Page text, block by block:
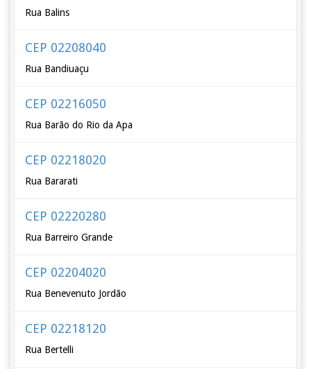
Rua Balins
CEP 02208040
Rua Bandiuaçu
CEP 02216050
Rua Barão do Rio da Apa
CEP 02218020
Rua Bararati
CEP 02220280
Rua Barreiro Grande
CEP 02204020
Rua Benevenuto Jordão
CEP 02218120
Rua Bertelli